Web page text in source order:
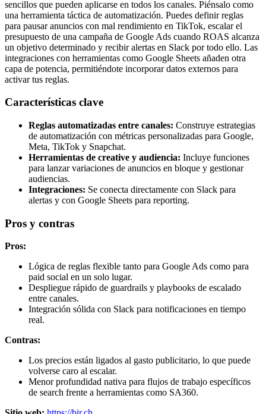
sencillos que pueden aplicarse en todos los canales. Piénsalo como
una herramienta táctica de automatización. Puedes definir reglas
para pausar anuncios con mal rendimiento en TikTok, escalar el
presupuesto de una campaña de Google Ads cuando ROAS alcanza
un objetivo determinado y recibir alertas en Slack por todo ello. Las
integraciones con herramientas como Google Sheets añaden otra
capa de potencia, permitiéndote incorporar datos externos para
activar tus reglas.
Características clave
Reglas automatizadas entre canales: Construye estrategias
de automatización con métricas personalizadas para Google,
Meta, TikTok y Snapchat.
Herramientas de creative y audiencia: Incluye funciones
para lanzar variaciones de anuncios en bloque y gestionar
audiencias.
Integraciones: Se conecta directamente con Slack para
alertas y con Google Sheets para reporting.
Pros y contras
Pros:
Lógica de reglas flexible tanto para Google Ads como para
paid social en un solo lugar.
Despliegue rápido de guardrails y playbooks de escalado
entre canales.
Integración sólida con Slack para notificaciones en tiempo
real.
Contras:
Los precios están ligados al gasto publicitario, lo que puede
volverse caro al escalar.
Menor profundidad nativa para flujos de trabajo específicos
de search frente a herramientas como SA360.